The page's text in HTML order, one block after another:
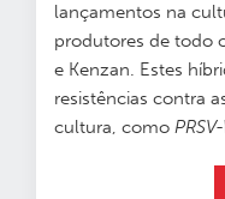
lançamentos na
produtores de todo
e Kenzan. Estes
resistências contra
cultura, como